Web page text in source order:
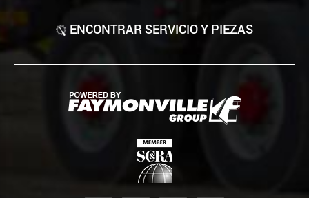
ENCONTRAR SERVICIO Y PIEZAS